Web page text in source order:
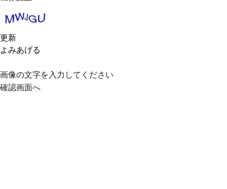
更新
よみあげる
画像の文字を入力してください